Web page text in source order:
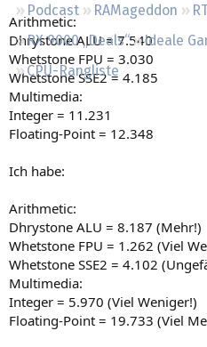
Podcast RAMageddon
RX 9000 „Deals“
Ideale
CPU-Rangliste
Arithmetic:
Dhrystone ALU = 7.540
Whetstone FPU = 3.030
Whetstone SSE2 = 4.185
Multimedia:
Integer = 11.231
Floating-Point = 12.348
Ich habe:
Arithmetic:
Dhrystone ALU = 8.187 (Mehr!)
Whetstone FPU = 1.262 (Viel
Whetstone SSE2 = 4.102
Multimedia:
Integer = 5.970 (Viel Weniger!)
Floating-Point = 19.733 (Viel